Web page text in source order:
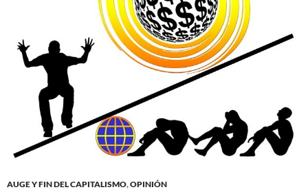
AUGE Y FIN DEL CAPITALISMO,OPINIÓN